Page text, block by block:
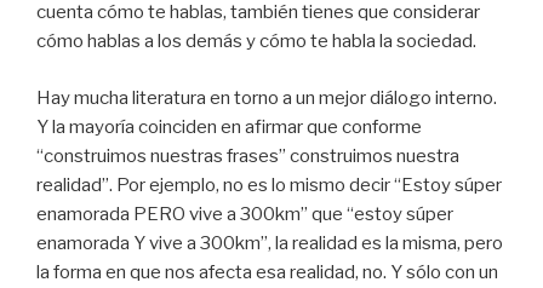
cuenta cómo te hablas, también tienes que considerar
cómo hablas a los demás y cómo te habla la sociedad.
Hay mucha literatura en torno a un mejor diálogo interno.
Y la mayoría coinciden en afirmar que conforme
“construimos nuestras frases” construimos nuestra
realidad”. Por ejemplo, no es lo mismo decir “Estoy súper
enamorada PERO vive a 300km” que “estoy súper
enamorada Y vive a 300km”, la realidad es la misma, pero
la forma en que nos afecta esa realidad, no. Y sólo con un